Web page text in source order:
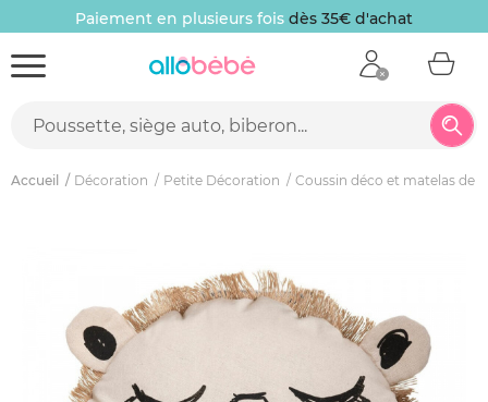
Paiement en plusieurs fois dès 35€ d'achat
Accueil Décoration Petite Décoration Coussin déco et matelas de